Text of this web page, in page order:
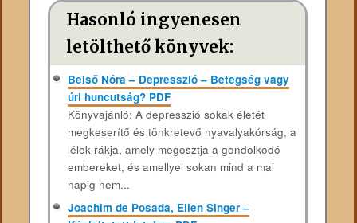
Hasonló ingyenesen
letölthető könyvek:
Belső Nóra – Depresszió – Betegség vagy
úri huncutság? PDF
Könyvajánló: A depresszió sokak életét
megkeserítő és tönkretevő nyavalyakórság, a
lélek rákja, amely megosztja a gondolkodó
embereket, és amellyel sokan mind a mai
napig nem...
Joachim de Posada, Ellen Singer –